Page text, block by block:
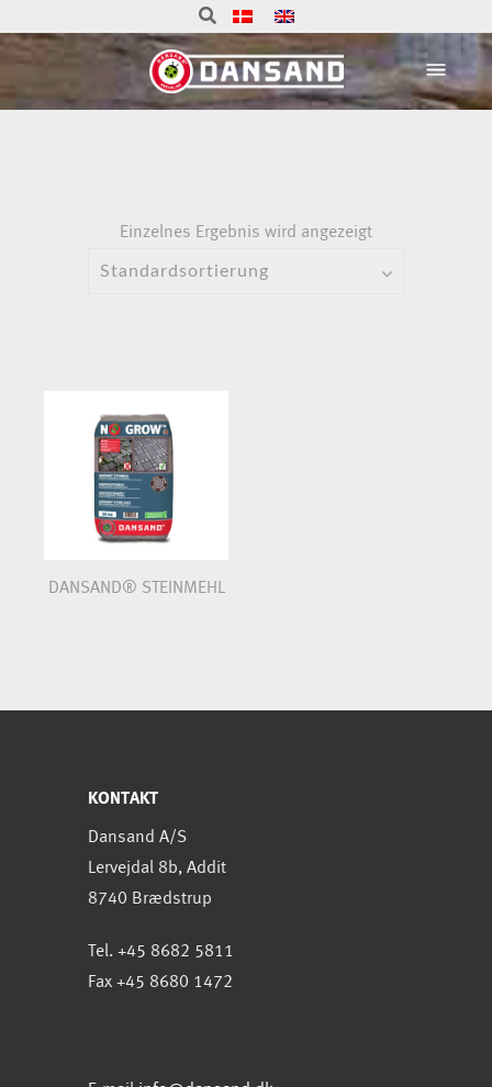
Einzelnes Ergebnis wird angezeigt
DANSAND® STEINMEHL
KONTAKT
Dansand A/S
Lervejdal 8b, Addit
8740 Brædstrup
Tel. +45 8682 5811
Fax +45 8680 1472